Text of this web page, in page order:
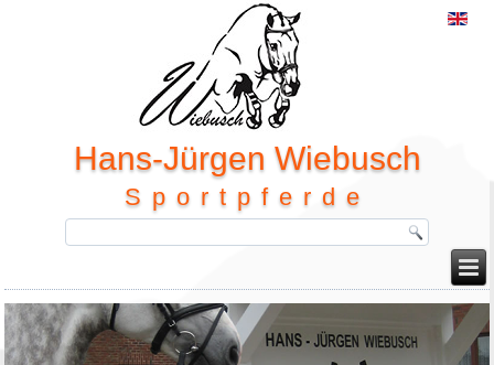
Hans-Jürgen Wiebusch
Sportpferde